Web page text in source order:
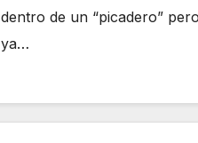
dentro de un “picadero”
ya…